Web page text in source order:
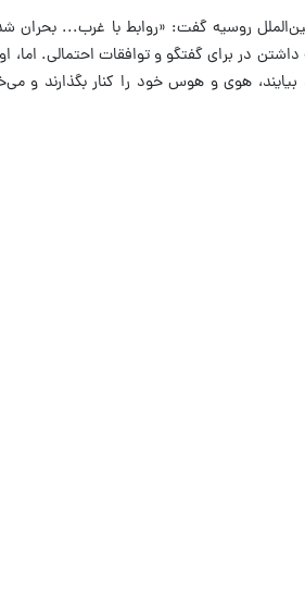
روسیه گفت: «روابط با غرب... بحران
در برای گفتگو و توافقات احتمالی. اما،
هوی و هوس خود را کنار بگذارند و